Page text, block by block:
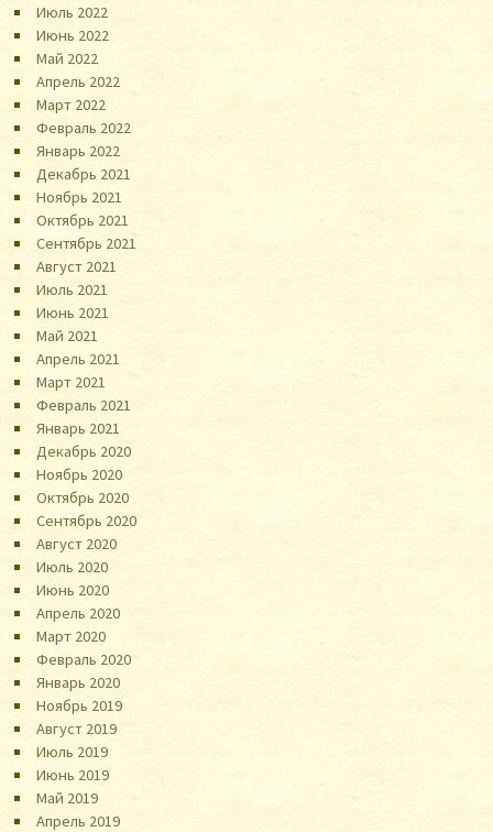
Июль 2022
Июнь 2022
Май 2022
Апрель 2022
Март 2022
Февраль 2022
Январь 2022
Декабрь 2021
Ноябрь 2021
Октябрь 2021
Сентябрь 2021
Август 2021
Июль 2021
Июнь 2021
Май 2021
Апрель 2021
Март 2021
Февраль 2021
Январь 2021
Декабрь 2020
Ноябрь 2020
Октябрь 2020
Сентябрь 2020
Август 2020
Июль 2020
Июнь 2020
Апрель 2020
Март 2020
Февраль 2020
Январь 2020
Ноябрь 2019
Август 2019
Июль 2019
Июнь 2019
Май 2019
Апрель 2019